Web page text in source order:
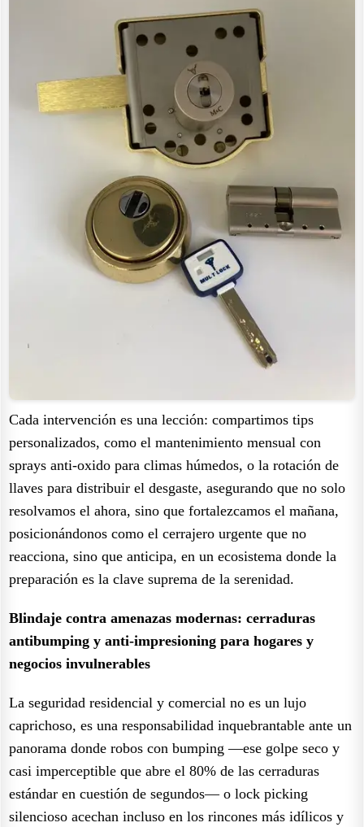
Cada intervención es una lección: compartimos tips
personalizados, como el mantenimiento mensual con
sprays anti-oxido para climas húmedos, o la rotación de
llaves para distribuir el desgaste, asegurando que no solo
resolvamos el ahora, sino que fortalezcamos el mañana,
posicionándonos como el cerrajero urgente que no
reacciona, sino que anticipa, en un ecosistema donde la
preparación es la clave suprema de la serenidad.
Blindaje contra amenazas modernas: cerraduras
antibumping y anti-impresioning para hogares y
negocios invulnerables
La seguridad residencial y comercial no es un lujo
caprichoso, es una responsabilidad inquebrantable ante un
panorama donde robos con bumping —ese golpe seco y
casi imperceptible que abre el 80% de las cerraduras
estándar en cuestión de segundos— o lock picking
silencioso acechan incluso en los rincones más idílicos y